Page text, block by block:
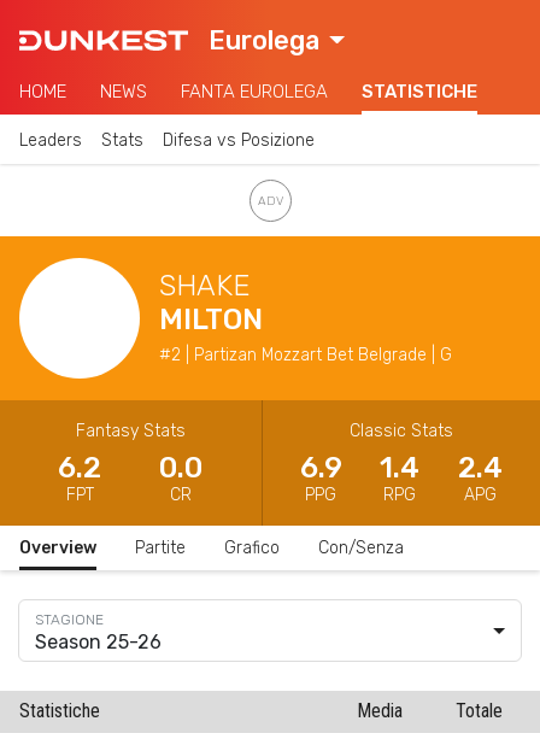
Eurolega
HOME NEWS FANTA EUROLEGA STATISTICHE
Leaders Stats Difesa vs Posizione
SHAKE
MILTON
#2 | Partizan Mozzart Bet Belgrade | G
Fantasy Stats
6.2
FPT
0.0
CR
Classic Stats
6.9
PPG
1.4
RPG
2.4
APG
Overview Partite Grafico Con/Senza
Season 25-26
Statistiche Media
Totale